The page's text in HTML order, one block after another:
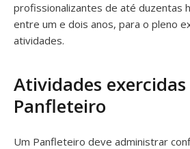
profissionalizantes de até duzentas
entre um e dois anos, para o pleno
atividades.
Atividades
Panfleteiro
Um Panfleteiro deve administrar